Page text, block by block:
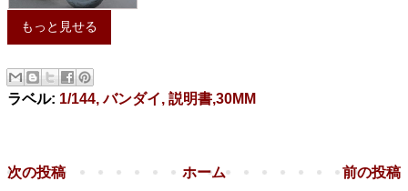
もっと見せる
ラベル: 1/144, バンダイ, 説明書,30MM
次の投稿 前の投稿
ホーム